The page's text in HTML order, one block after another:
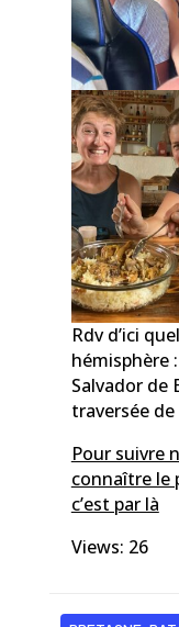
Rdv d’ici
hémisphère
Salvador de
traversée
Pour suivre
connaître le
c’est par là
Views: 26